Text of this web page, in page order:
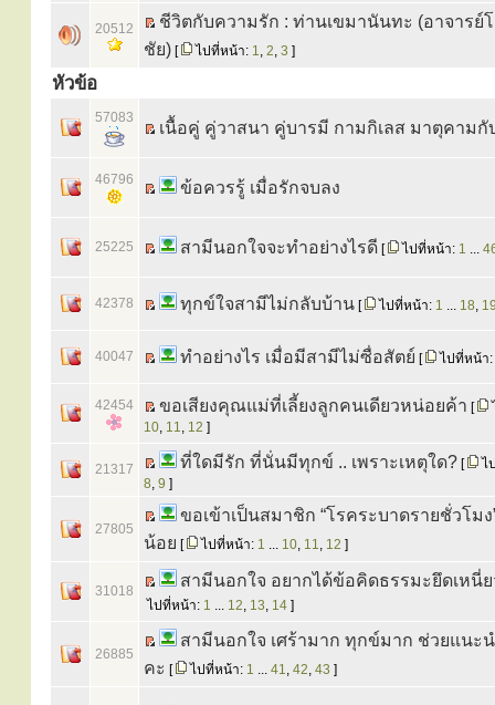
20512
ชีวิตกับความรัก : ท่านเขมานันทะ (อาจารย์
ชัย) [ ไปที่หน้า: 1, 2, 3 ]
หัวข้อ
57083
เนื้อคู่ คู่วาสนา คู่บารมี กามกิเลส มาตุคามกั
46796 ข้อควรรู้ เมื่อรักจบลง
25225 สามีนอกใจจะทำอย่างไรดี [ ไปที่หน้า: 1 ...
42378 ทุกข์ใจสามีไม่กลับบ้าน [ ไปที่หน้า: 1 ... 18,
40047 ทำอย่างไร เมื่อมีสามีไม่ซื่อสัตย์ [ ไปที่หน้า:
42454 ขอเสียงคุณแม่ที่เลี้ยงลูกคนเดียวหน่อยค้า [
10, 11, 12 ]
21317 ที่ใดมีรัก ที่นั่นมีทุกข์ .. เพราะเหตุใด? [
ไ
8, 9 ]
27805
ขอเข้าเป็นสมาชิก “โรคระบาดรายชั่วโมง
น้อย [ ไปที่หน้า: 1 ... 10, 11, 12 ]
31018
สามีนอกใจ อยากได้ข้อคิดธรรมะยึดเหนี่
ไปที่หน้า: 1 ... 12, 13, 14 ]
26885
สามีนอกใจ เศร้ามาก ทุกข์มาก ช่วยแนะ
คะ [ ไปที่หน้า: 1 ... 41, 42, 43 ]